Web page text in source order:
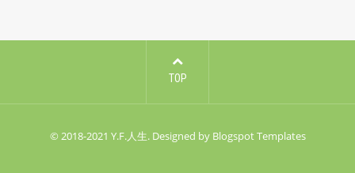
TOP
© 2018-2021 Y.F.人生. Designed by Blogspot Templates